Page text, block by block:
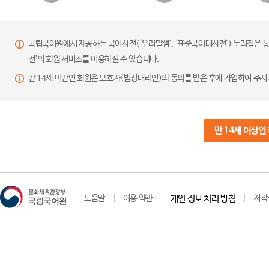
국립국어원에서 제공하는 국어사전(‘우리말샘’, ‘표준국어대사전’) 누리집
전’의 회원 서비스를 이용하실 수 있습니다.
만 14세 미만인 회원은 보호자(법정대리인)의 동의를 받은 후에 가입하여 주
만 14세 이상인
도움말 이용 약관 개인 정보 처리 방침 저